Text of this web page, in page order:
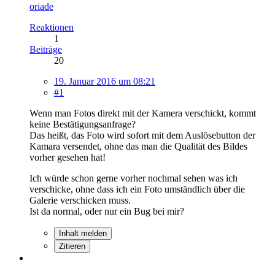
oriade
Reaktionen
1
Beiträge
20
19. Januar 2016 um 08:21
#1
Wenn man Fotos direkt mit der Kamera verschickt, kommt
keine Bestätigungsanfrage?
Das heißt, das Foto wird sofort mit dem Auslösebutton der
Kamara versendet, ohne das man die Qualität des Bildes
vorher gesehen hat!
Ich würde schon gerne vorher nochmal sehen was ich
verschicke, ohne dass ich ein Foto umständlich über die
Galerie verschicken muss.
Ist da normal, oder nur ein Bug bei mir?
Inhalt melden
Zitieren